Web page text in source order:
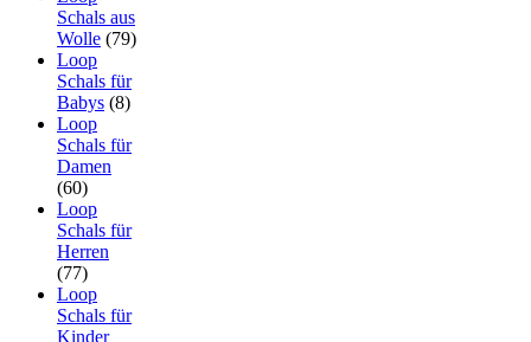
Schals aus
Wolle (79)
Loop
Schals für
Babys (8)
Loop
Schals für
Damen
(60)
Loop
Schals für
Herren
(77)
Loop
Schals für
Kinder